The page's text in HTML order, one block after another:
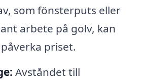
som fönsterputs eller
arbete på golv, kan
priset.
Avståndet till